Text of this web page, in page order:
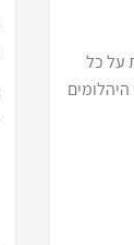
על כל
היהלומים